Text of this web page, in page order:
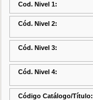
Cod. Nivel 1:
Cód. Nivel 2:
Cód. Nivel 3:
Cód. Nivel 4:
Código Catálogo/Título: